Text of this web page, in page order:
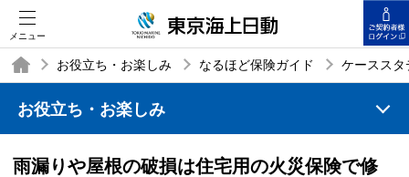
メニュー
お役立ち・お楽しみ なるほど保険ガイド ケーススタ
雨漏りや屋根の破損は住宅用の火災保険で修
お役立ち・お楽しみ
TOP